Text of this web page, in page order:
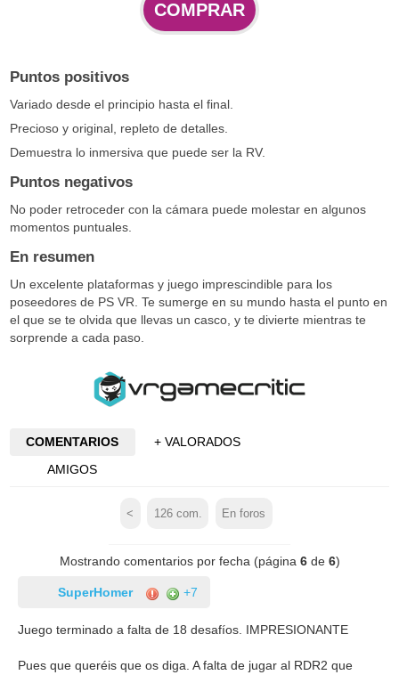
COMPRAR
Puntos positivos
Variado desde el principio hasta el final.
Precioso y original, repleto de detalles.
Demuestra lo inmersiva que puede ser la RV.
Puntos negativos
No poder retroceder con la cámara puede molestar en algunos
momentos puntuales.
En resumen
Un excelente plataformas y juego imprescindible para los
poseedores de PS VR. Te sumerge en su mundo hasta el punto en
el que se te olvida que llevas un casco, y te divierte mientras te
sorprende a cada paso.
COMENTARIOS
+ VALORADOS
AMIGOS
< 126com. En foros
Mostrando comentarios por fecha (página 6de 6)
SuperHomer +7
Juego terminado a falta de 18 desafíos. IMPRESIONANTE
Pues que queréis que os diga. A falta de jugar al RDR2 que